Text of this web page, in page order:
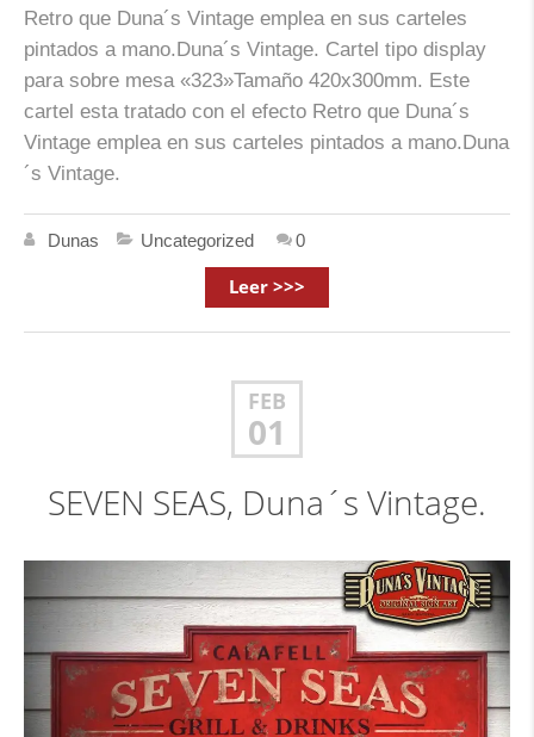
Retro que Duna´s Vintage emplea en sus carteles
pintados a mano.Duna´s Vintage. Cartel tipo display
para sobre mesa «323»Tamaño 420x300mm. Este
cartel esta tratado con el efecto Retro que Duna´s
Vintage emplea en sus carteles pintados a mano.Duna
´s Vintage.
Dunas Uncategorized 0
Leer >>>
FEB
01
SEVEN SEAS, Duna´s Vintage.